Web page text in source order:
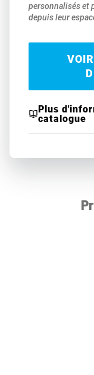
personnalisés et
depuis leur
Plus
catalogue